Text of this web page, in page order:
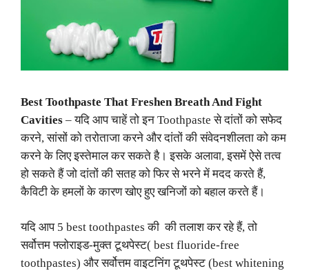
Best Toothpaste That Freshen Breath And Fight
Cavities – यदि आप चाहें तो इन Toothpaste से दांतों को सफेद
करने, सांसों को तरोताजा करने और दांतों की संवेदनशीलता को कम
करने के लिए इस्तेमाल कर सकते है। इसके अलावा, इसमें ऐसे तत्व
हो सकते हैं जो दांतों की सतह को फिर से भरने में मदद करते हैं,
कैविटी के हमलों के कारण खोए हुए खनिजों को बहाल करते हैं।
यदि आप 5 best toothpastes की की तलाश कर रहे हैं, तो
सर्वोत्तम फ्लोराइड-मुक्त टूथपेस्ट( best fluoride-free
toothpastes) और सर्वोत्तम वाइटनिंग टूथपेस्ट (best whitening